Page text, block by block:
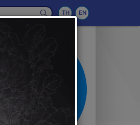
TH EN